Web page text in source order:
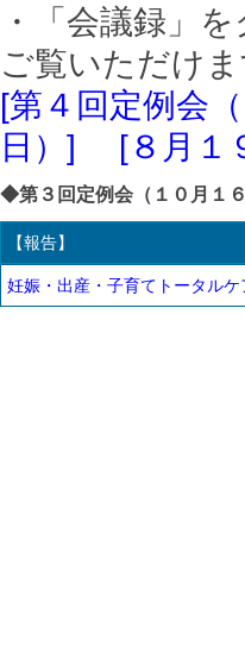
・「会議録」
ご覧いただけ
[第４回定例会
日）]
[８月１
◆第３回定例会（１０月１６
【報告】
妊娠・出産・子育てトータル